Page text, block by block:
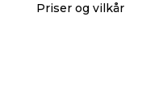
Priser og vilkår